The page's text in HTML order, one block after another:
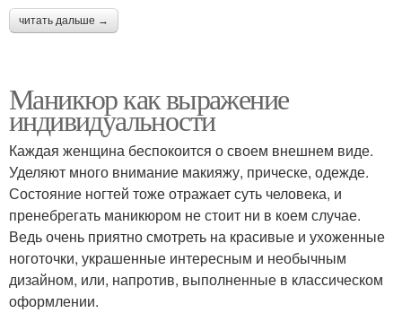
читать дальше →
Маникюр как выражение
индивидуальности
Каждая женщина беспокоится о своем внешнем виде.
Уделяют много внимание макияжу, прическе, одежде.
Состояние ногтей тоже отражает суть человека, и
пренебрегать маникюром не стоит ни в коем случае.
Ведь очень приятно смотреть на красивые и ухоженные
ноготочки, украшенные интересным и необычным
дизайном, или, напротив, выполненные в классическом
оформлении.